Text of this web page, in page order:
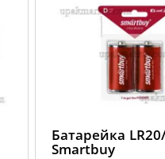
Батарейка
Smartbuy